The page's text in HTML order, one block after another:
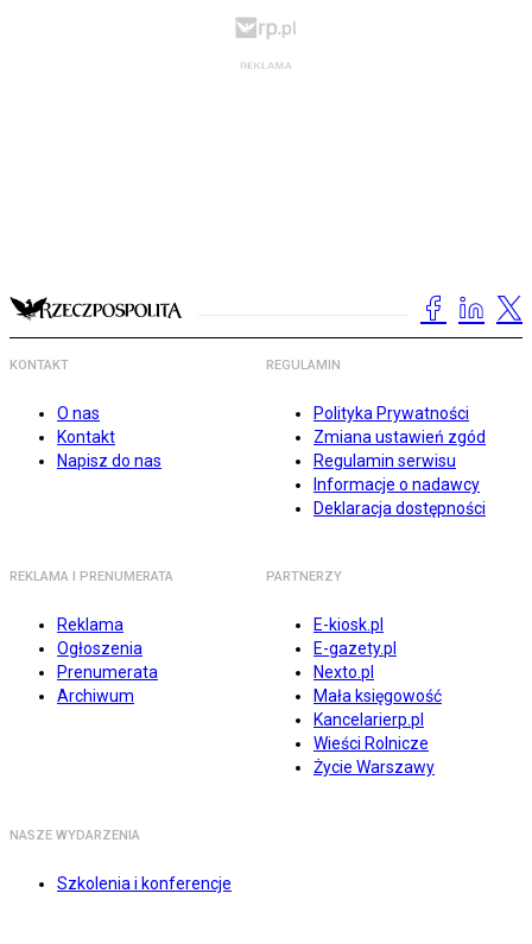
KONTAKT
O nas
Kontakt
Napisz do nas
REGULAMIN
Polityka Prywatności
Zmiana ustawień zgód
Regulamin serwisu
Informacje o nadawcy
Deklaracja dostępności
REKLAMA I PRENUMERATA
Reklama
Ogłoszenia
Prenumerata
Archiwum
PARTNERZY
E-kiosk.pl
E-gazety.pl
Nexto.pl
Mała księgowość
Kancelarierp.pl
Wieści Rolnicze
Życie Warszawy
NASZE WYDARZENIA
Szkolenia i konferencje